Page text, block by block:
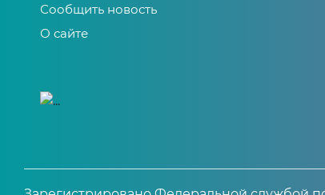
Сообщить новость
О сайте